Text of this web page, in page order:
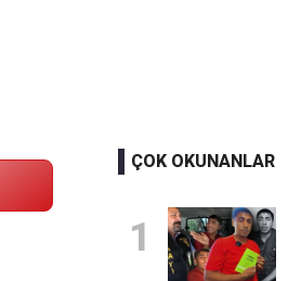
ÇOK OKUNANLAR
1